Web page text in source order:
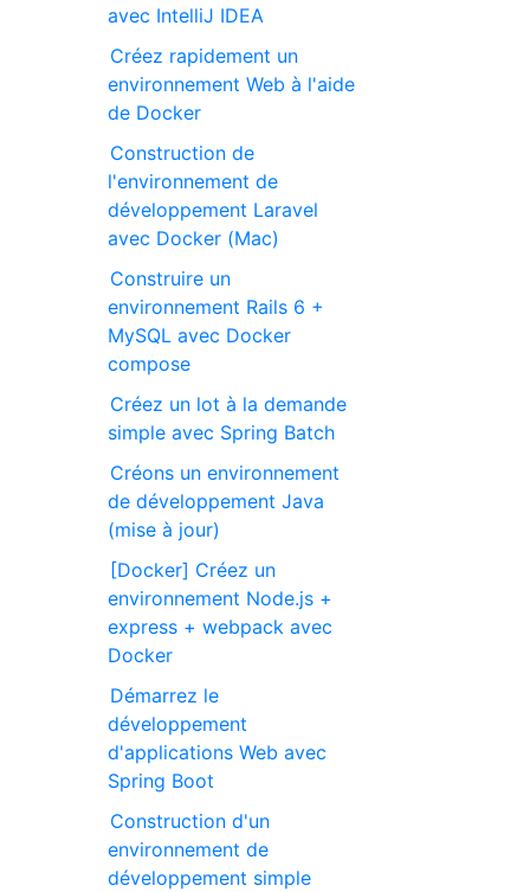
avec IntelliJ IDEA
Créez rapidement un
environnement Web à l'aide
de Docker
Construction de
l'environnement de
développement Laravel
avec Docker (Mac)
Construire un
environnement Rails 6 +
MySQL avec Docker
compose
Créez un lot à la demande
simple avec Spring Batch
Créons un environnement
de développement Java
(mise à jour)
[Docker] Créez un
environnement Node.js +
express + webpack avec
Docker
Démarrez le
développement
d'applications Web avec
Spring Boot
Construction d'un
environnement de
développement simple